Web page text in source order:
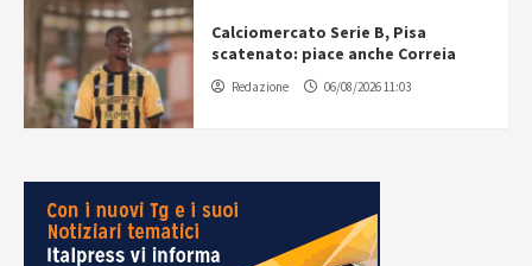
Calciomercato Serie B, Pisa
scatenato: piace anche Correia
Redazione 06/08/2026 11:03